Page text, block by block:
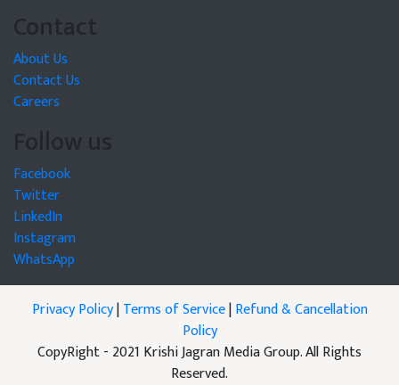
Contact
About Us
Contact Us
Careers
Follow us
Facebook
Twitter
LinkedIn
Instagram
WhatsApp
Privacy Policy|Terms of Service|Refund & Cancellation
Policy
CopyRight - 2021 Krishi Jagran Media Group. All Rights
Reserved.